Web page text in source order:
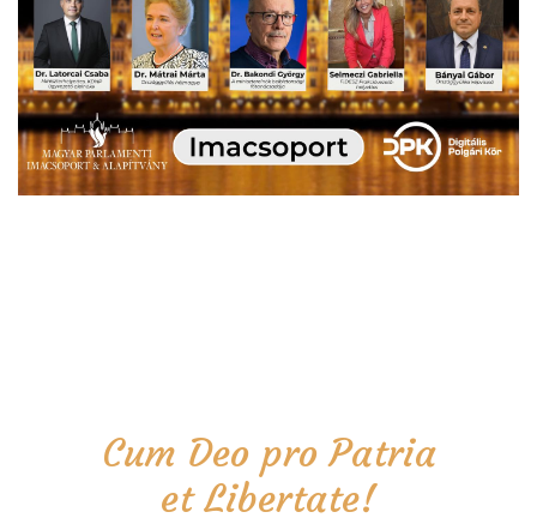
Cum Deo pro Patria
et Libertate!